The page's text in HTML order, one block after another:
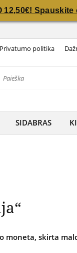
12,50€! Spauskite
Privatumo politika
SIDABRAS
moneta, skirta
12,50€! Spauskite